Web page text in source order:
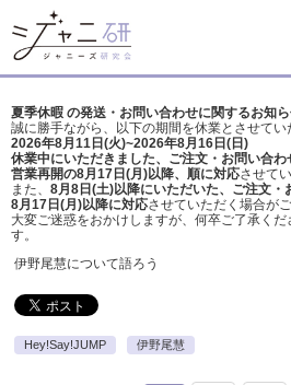
夏季休暇 の発送・お問い合わせに関するお知
誠に勝手ながら、以下の期間を休業とさせてい
2026年8月11日(火)~2026年8月16日(日)
休業中にいただきました、ご注文・お問い合わ
営業再開の8月17日(月)以降、順に対応させて
また、 8月8日(土)以降にいただいた、ご注文・
8月17日(月)以降に対応させていただく場合がご
大変ご迷惑をおかけしますが、 何卒ご了承くだ
す。
伊野尾慧について語ろう
Hey!Say!JUMP 伊野尾慧